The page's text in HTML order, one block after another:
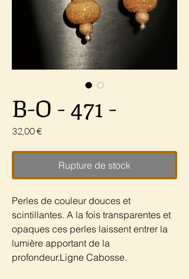
B-O - 471 -
32,00 €Prix
Rupture de stock
Perles de couleur douces et
scintillantes. A la fois transparentes et
opaques ces perles laissent entrer la
lumière apportant de la
profondeur.Ligne Cabosse.